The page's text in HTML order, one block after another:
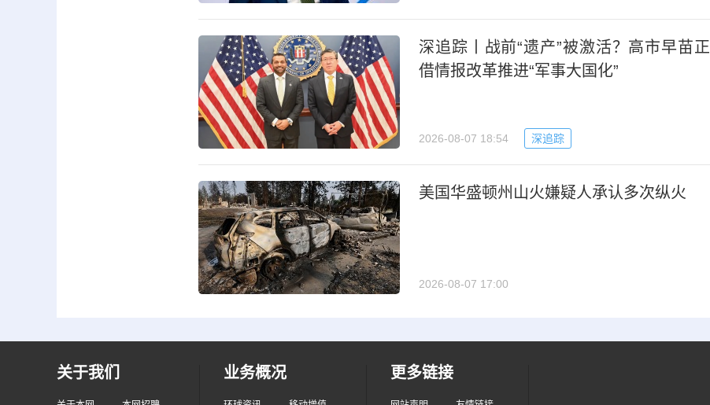
深追踪丨战前“遗产”被激活？高市早苗正
借情报改革推进“军事大国化”
2026-08-07 18:54 深追踪
美国华盛顿州山火嫌疑人承认多次纵火
2026-08-07 17:00
关于我们 业务概况 更多链接